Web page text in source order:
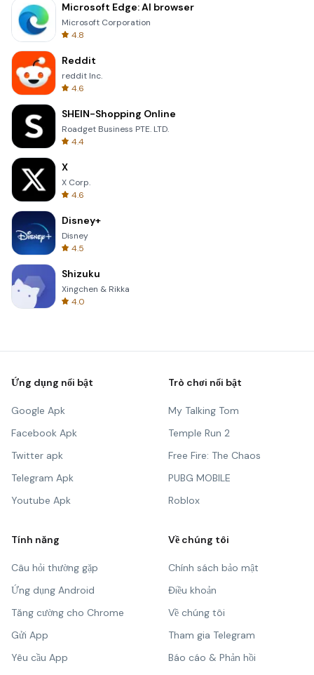
Microsoft Edge: AI browser
Microsoft Corporation
4.8
Reddit
reddit Inc.
4.6
SHEIN-Shopping Online
Roadget Business PTE. LTD.
4.4
X
X Corp.
4.6
Disney+
Disney
4.5
Shizuku
Xingchen & Rikka
4.0
Ứng dụng nổi bật
Google Apk
Facebook Apk
Twitter apk
Telegram Apk
Youtube Apk
Trò chơi nổi bật
My Talking Tom
Temple Run 2
Free Fire: The Chaos
PUBG MOBILE
Roblox
Tính năng
Câu hỏi thường gặp
Ứng dụng Android
Tăng cường cho Chrome
Gửi App
Yêu cầu App
Về chúng tôi
Chính sách bảo mật
Điều khoản
Về chúng tôi
Tham gia Telegram
Báo cáo & Phản hồi